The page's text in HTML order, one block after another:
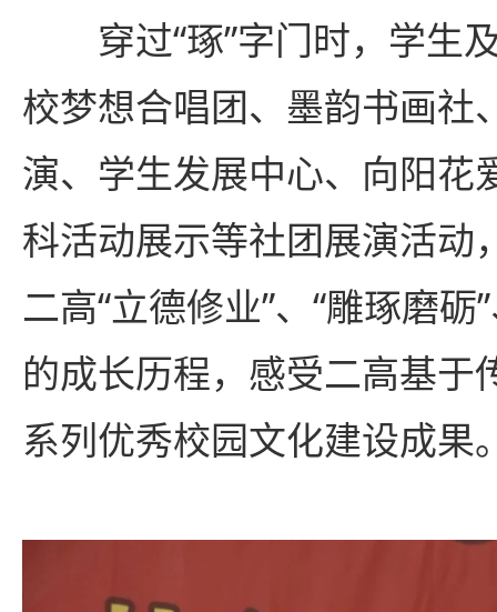
穿过“琢”字门时，学生
校梦想合唱团、墨韵书画社
演、学生发展中心、向阳花
科活动展示等社团展演活动
二高“立德修业”、“雕琢磨砺
的成长历程，感受二高基于
系列优秀校园文化建设成果